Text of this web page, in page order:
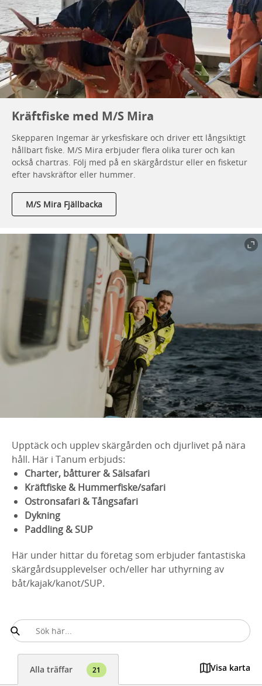
Kräftfiske med M/S Mira
Skepparen Ingemar är yrkesfiskare och driver ett långsiktigt
hållbart fiske. M/S Mira erbjuder flera olika turer och kan
också chartras. Följ med på en skärgårdstur eller en fisketur
efter havskräftor eller hummer.
M/S Mira Fjällbacka
Upptäck och upplev skärgården och djurlivet på nära
håll. Här i Tanum erbjuds:
Charter, båtturer &Sälsafari
Kräftfiske &Hummerfiske/safari
Ostronsafari &Tångsafari
Dykning
Paddling &SUP
Här under hittar du företag som erbjuder fantastiska
skärgårdsupplevelser och/eller har uthyrning av
båt/kajak/kanot/SUP.
Alla träffar 21 Visa karta